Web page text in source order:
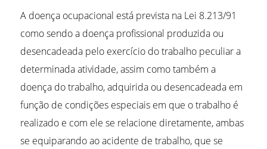
A doença ocupacional está prevista na Lei 8.213/91
como sendo a doença profissional produzida ou
desencadeada pelo exercício do trabalho peculiar a
determinada atividade, assim como também a
doença do trabalho, adquirida ou desencadeada em
função de condições especiais em que o trabalho é
realizado e com ele se relacione diretamente, ambas
se equiparando ao acidente de trabalho, que se